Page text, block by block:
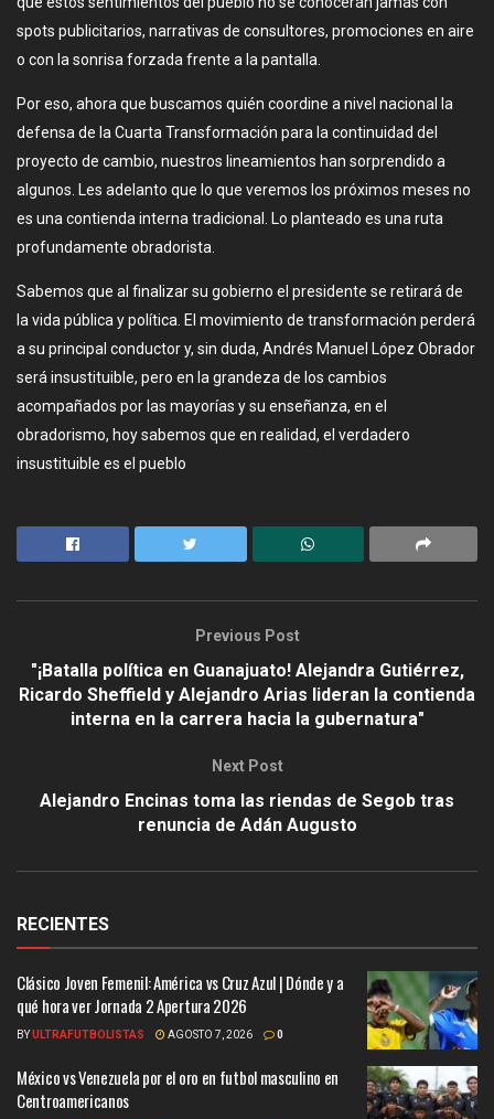
spots publicitarios, narrativas de consultores, promociones en aire
o con la sonrisa forzada frente a la pantalla.
Por eso, ahora que buscamos quién coordine a nivel nacional la
defensa de la Cuarta Transformación para la continuidad del
proyecto de cambio, nuestros lineamientos han sorprendido a
algunos. Les adelanto que lo que veremos los próximos meses no
es una contienda interna tradicional. Lo planteado es una ruta
profundamente obradorista.
Sabemos que al finalizar su gobierno el presidente se retirará de
la vida pública y política. El movimiento de transformación perderá
a su principal conductor y, sin duda, Andrés Manuel López Obrador
será insustituible, pero en la grandeza de los cambios
acompañados por las mayorías y su enseñanza, en el
obradorismo, hoy sabemos que en realidad, el verdadero
insustituible es el pueblo
Previous Post
"¡Batalla política en Guanajuato! Alejandra Gutiérrez,
Ricardo Sheffield y Alejandro Arias lideran la contienda
interna en la carrera hacia la gubernatura"
Next Post
Alejandro Encinas toma las riendas de Segob tras
renuncia de Adán Augusto
RECIENTES
Clásico Joven Femenil: América vs Cruz Azul | Dónde y a
qué hora ver Jornada 2 Apertura 2026
BYULTRAFUTBOLISTAS AGOSTO 7, 2026 0
México vs Venezuela por el oro en futbol masculino en
Centroamericanos